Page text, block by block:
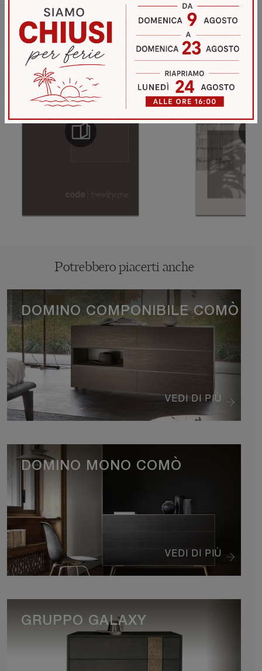
Sfoglia i cataloghi
Potrebbero piacerti anche
VEDI DI PIÙ
DOMINO COMPONIBILE COMÒ
VEDI DI PIÙ
DOMINO MONO COMÒ
GRUPPO GALAXY